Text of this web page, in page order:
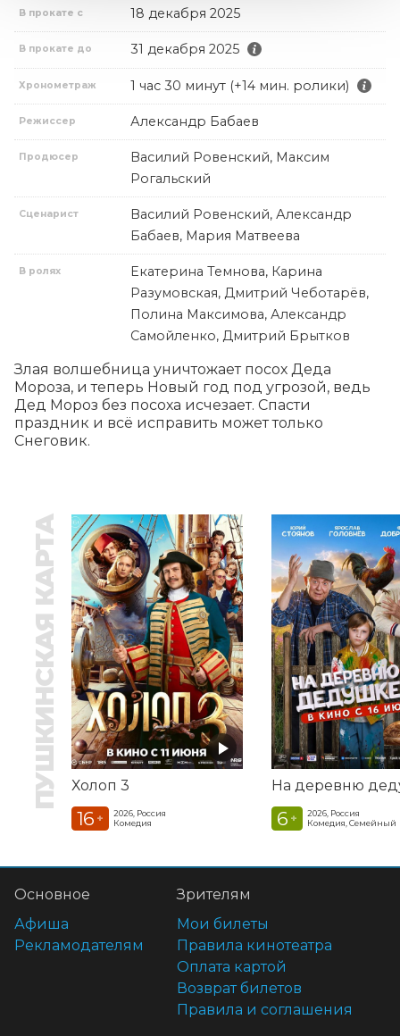
В прокате с 18 декабря 2025
В прокате до 31 декабря 2025
Хронометраж 1 час 30 минут (+14 мин. ролики)
Режиссер Александр Бабаев
Продюсер
Василий Ровенский, Максим
Рогальский
Сценарист
Василий Ровенский, Александр
Бабаев, Мария Матвеева
В ролях
Екатерина Темнова, Карина
Разумовская, Дмитрий Чеботарёв,
Полина Максимова, Александр
Самойленко, Дмитрий Брытков
Злая волшебница уничтожает посох Деда
Мороза, и теперь Новый год под угрозой, ведь
Дед Мороз без посоха исчезает. Спасти
праздник и всё исправить может только
Снеговик.
ПУШКИНСКАЯ КАРТА Холоп 3
16 +
2026, Россия
Комедия
6 +
2026, Россия
Комедия, Семейный
Основное
Афиша
Рекламодателям
Зрителям
Мои билеты
Правила кинотеатра
Оплата картой
Возврат билетов
Правила и соглашения